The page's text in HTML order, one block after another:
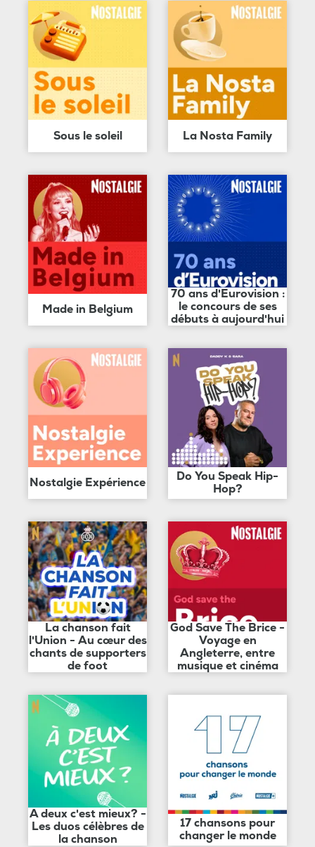
Sous le soleil La Nosta Family
Made in Belgium
70 ans d'Eurovision :
le concours de ses
débuts à aujourd'hui
Nostalgie Expérience
Do You Speak Hip-
Hop?
La chanson fait
l'Union - Au cœur des
chants de supporters
de foot
God Save The Brice -
Voyage en
Angleterre, entre
musique et cinéma
A deux c'est mieux? -
Les duos célèbres de
la chanson
17 chansons pour
changer le monde